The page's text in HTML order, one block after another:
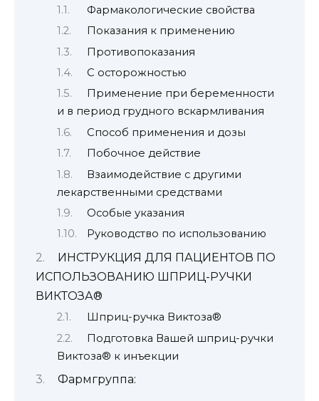
Фармакологические свойства
Показания к применению
Противопоказания
С осторожностью
Применение при беременности
и в период грудного вскармливания
Способ применения и дозы
Побочное действие
Взаимодействие с другими
лекарственными средствами
Особые указания
Руководство по использованию
ИНСТРУКЦИЯ ДЛЯ ПАЦИЕНТОВ ПО
ИСПОЛЬЗОВАНИЮ ШПРИЦ-РУЧКИ
ВИКТОЗА®
Шприц-ручка Виктоза®
Подготовка Вашей шприц-ручки
Виктоза® к инъекции
Фармгруппа: